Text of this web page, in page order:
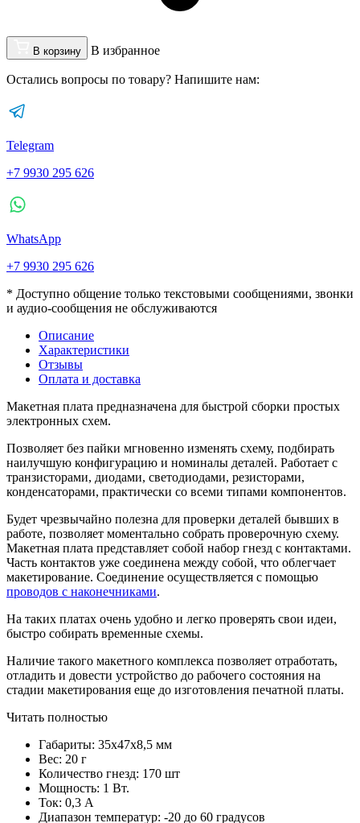
В корзину В избранное
Остались вопросы по товару? Напишите нам:
Telegram
+7 9930 295 626
WhatsApp
+7 9930 295 626
* Доступно общение только текстовыми сообщениями, звонки
и аудио-сообщения не обслуживаются
Описание
Характеристики
Отзывы
Оплата и доставка
Макетная плата предназначена для быстрой сборки простых
электронных схем.
Позволяет без пайки мгновенно изменять схему, подбирать
наилучшую конфигурацию и номиналы деталей. Работает с
транзисторами, диодами, светодиодами, резисторами,
конденсаторами, практически со всеми типами компонентов.
Будет чрезвычайно полезна для проверки деталей бывших в
работе, позволяет моментально собрать проверочную схему.
Макетная плата представляет собой набор гнезд с контактами.
Часть контактов уже соединена между собой, что облегчает
макетирование. Соединение осуществляется с помощью
проводов с наконечниками.
На таких платах очень удобно и легко проверять свои идеи,
быстро собирать временные схемы.
Наличие такого макетного комплекса позволяет отработать,
отладить и довести устройство до рабочего состояния на
стадии макетирования еще до изготовления печатной платы.
Читать полностью
Габариты: 35х47х8,5 мм
Вес: 20 г
Количество гнезд: 170 шт
Мощность: 1 Вт.
Ток: 0,3 A
Диапазон температур: -20 до 60 градусов